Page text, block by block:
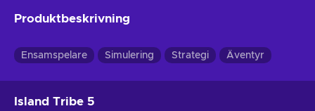
Produktbeskrivning
Ensamspelare Simulering Strategi Äventyr
Island Tribe 5